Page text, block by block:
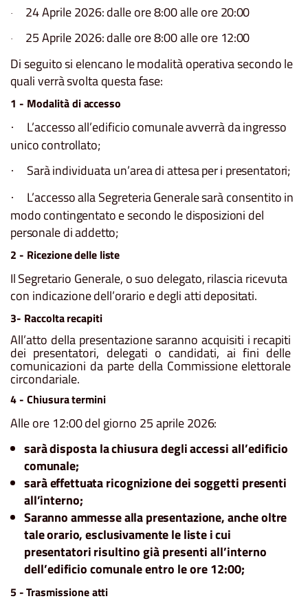
· 24Aprile2026:dalleore8:00alleore20:00
· 25Aprile2026:dalleore8:00alleore 12:00
Diseguitosi elencano lemodalitàoperativasecondole
qualiverràsvoltaquestafase:
1 - Modalitàdiaccesso
· L’accessoall’edificiocomunaleavverràdaingresso
unicocontrollato;
· Saràindividuataun’areadiattesaperi presentatori;
· L’accessoallaSegreteriaGeneralesaràconsentitoin
modocontingentato e secondo le disposizioni del
personale di addetto;
2 - Ricezionedelle liste
IlSegretario Generale, osuo delegato,rilasciaricevuta
con indicazionedell’orario edegliattidepositati.
3- Raccoltarecapiti
All’atto della presentazione saranno acquisiti i recapiti
dei presentatori, delegati o candidati, ai fini delle
comunicazioni da parte della Commissione elettorale
circondariale.
4- Chiusuratermini
Alleore 12:00del giorno 25aprile2026:
saràdispostalachiusuradegliaccessiall’edificio
comunale;
saràeffettuataricognizionedeisoggetti presenti
all’interno;
Sarannoammesseallapresentazione,ancheoltre
taleorario,esclusivamentelelisteicui
presentatoririsultino già presenti all’interno
dell’edificio comunale entro le ore 12:00;
5-Trasmissioneatti